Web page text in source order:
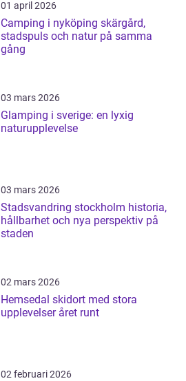
01 april 2026
Camping i nyköping skärgård,
stadspuls och natur på samma
gång
03 mars 2026
Glamping i sverige: en lyxig
naturupplevelse
03 mars 2026
Stadsvandring stockholm historia,
hållbarhet och nya perspektiv på
staden
02 mars 2026
Hemsedal skidort med stora
upplevelser året runt
02 februari 2026